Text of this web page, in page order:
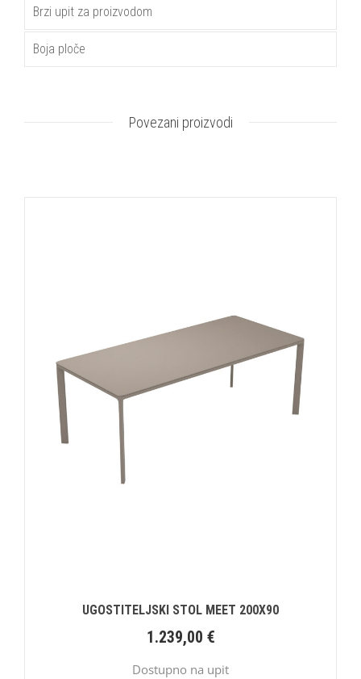
Brzi upit za proizvodom
Boja ploče
Povezani proizvodi
UGOSTITELJSKI STOL MEET 200X90
1.239,00 €
Dostupno na upit